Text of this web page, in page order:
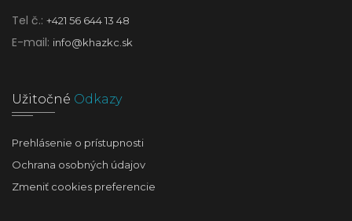
Tel č.: +421 56 644 13 48
E-mail: info@khazkc.sk
Užitočné Odkazy
Prehlásenie o prístupnosti
Ochrana osobných údajov
Zmeniť cookies preferencie